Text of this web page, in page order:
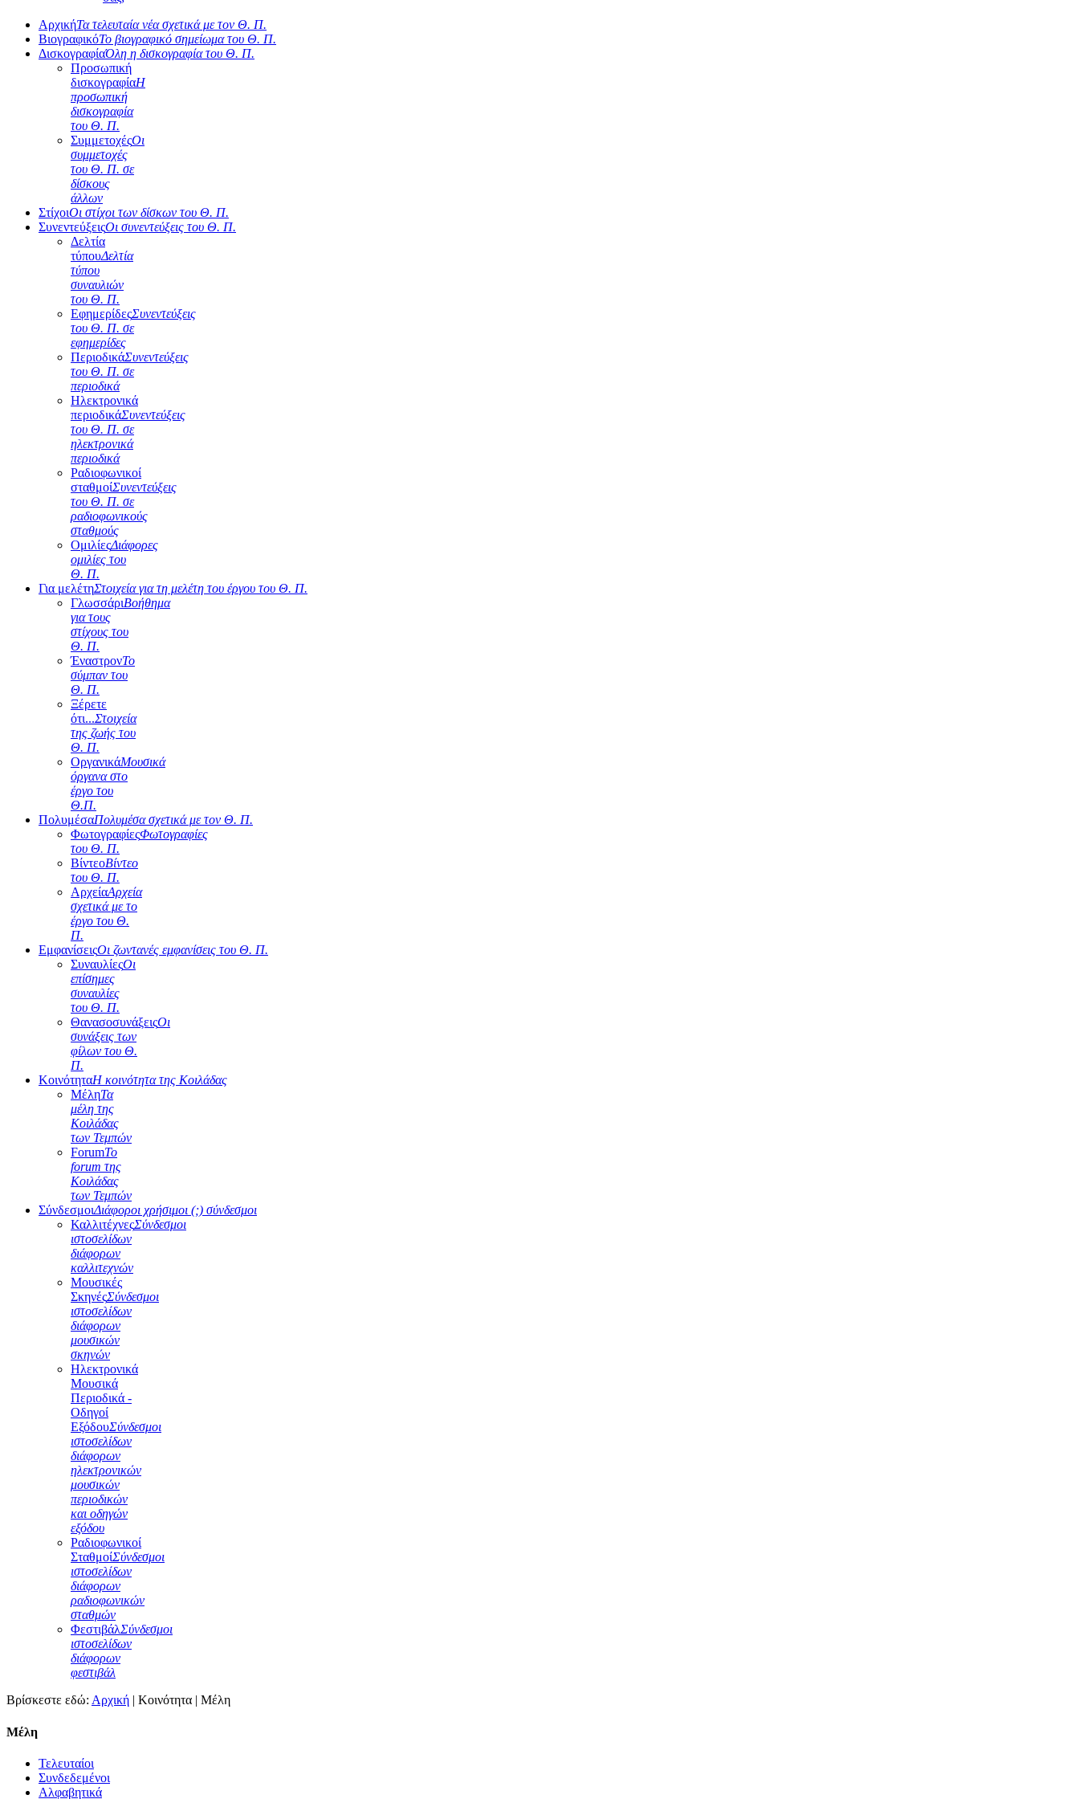
ΑρχικήΤα τελευταία νέα σχετικά με τον Θ. Π.
ΒιογραφικόΤο βιογραφικό σημείωμα του Θ. Π.
ΔισκογραφίαΌλη η δισκογραφία του Θ. Π.
Προσωπική
δισκογραφίαΗ
προσωπική
δισκογραφία
του Θ. Π.
ΣυμμετοχέςΟι
συμμετοχές
του Θ. Π. σε
δίσκους
άλλων
ΣτίχοιΟι στίχοι των δίσκων του Θ. Π.
ΣυνεντεύξειςΟι συνεντεύξεις του Θ. Π.
Δελτία
τύπουΔελτία
τύπου
συναυλιών
του Θ. Π.
ΕφημερίδεςΣυνεντεύξεις
του Θ. Π. σε
εφημερίδες
ΠεριοδικάΣυνεντεύξεις
του Θ. Π. σε
περιοδικά
Ηλεκτρονικά
περιοδικάΣυνεντεύξεις
του Θ. Π. σε
ηλεκτρονικά
περιοδικά
Ραδιοφωνικοί
σταθμοίΣυνεντεύξεις
του Θ. Π. σε
ραδιοφωνικούς
σταθμούς
ΟμιλίεςΔιάφορες
ομιλίες του
Θ. Π.
Για μελέτηΣτοιχεία για τη μελέτη του έργου του Θ. Π.
ΓλωσσάριΒοήθημα
για τους
στίχους του
Θ. Π.
ΈναστρονΤο
σύμπαν του
Θ. Π.
Ξέρετε
ότι...Στοιχεία
της ζωής του
Θ. Π.
ΟργανικάΜουσικά
όργανα στο
έργο του
Θ.Π.
ΠολυμέσαΠολυμέσα σχετικά με τον Θ. Π.
ΦωτογραφίεςΦωτογραφίες
του Θ. Π.
ΒίντεοΒίντεο
του Θ. Π.
ΑρχείαΑρχεία
σχετικά με το
έργο του Θ.
Π.
ΕμφανίσειςΟι ζωντανές εμφανίσεις του Θ. Π.
ΣυναυλίεςΟι
επίσημες
συναυλίες
του Θ. Π.
ΘανασοσυνάξειςΟι
συνάξεις των
φίλων του Θ.
Π.
ΚοινότηταΗ κοινότητα της Κοιλάδας
ΜέληΤα
μέλη της
Κοιλάδας
των Τεμπών
ForumΤο
forum της
Κοιλάδας
των Τεμπών
ΣύνδεσμοιΔιάφοροι χρήσιμοι (;) σύνδεσμοι
ΚαλλιτέχνεςΣύνδεσμοι
ιστοσελίδων
διάφορων
καλλιτεχνών
Μουσικές
ΣκηνέςΣύνδεσμοι
ιστοσελίδων
διάφορων
μουσικών
σκηνών
Ηλεκτρονικά
Μουσικά
Περιοδικά -
Οδηγοί
ΕξόδουΣύνδεσμοι
ιστοσελίδων
διάφορων
ηλεκτρονικών
μουσικών
περιοδικών
και οδηγών
εξόδου
Ραδιοφωνικοί
ΣταθμοίΣύνδεσμοι
ιστοσελίδων
διάφορων
ραδιοφωνικών
σταθμών
ΦεστιβάλΣύνδεσμοι
ιστοσελίδων
διάφορων
φεστιβάλ
Βρίσκεστε εδώ: Αρχική | Κοινότητα | Μέλη
Μέλη
Τελευταίοι
Συνδεδεμένοι
Αλφαβητικά